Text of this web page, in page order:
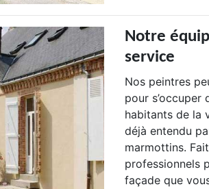
Notre
service
Nos peintres
pour
habitants de la
déjà entendu
marmottins.
professionnels
façade que